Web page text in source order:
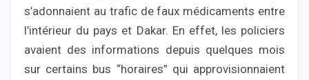
s’adonnaient au trafic de faux médicaments entre
l’intérieur du pays et Dakar. En effet, les policiers
avaient des informations depuis quelques mois
sur certains bus “horaires” qui approvisionnaient